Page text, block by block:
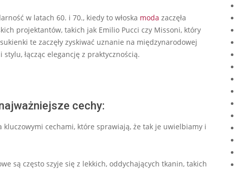
w latach 60. i 70., kiedy to włoska moda zaczęła
projektantów, takich jak Emilio Pucci czy Missoni, który
te zaczęły zyskiwać uznanie na międzynarodowej
łącząc elegancję z praktycznością.
cechy:
kluczowymi cechami, które sprawiają, że tak je uwielbiamy i
są często szyje się z lekkich, oddychających tkanin, takich